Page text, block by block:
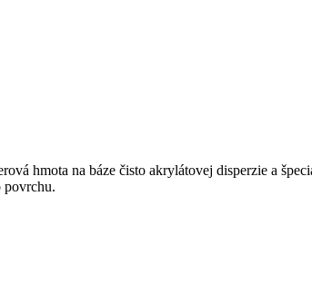
hmota na báze čisto akrylátovej disperzie a
povrchu.